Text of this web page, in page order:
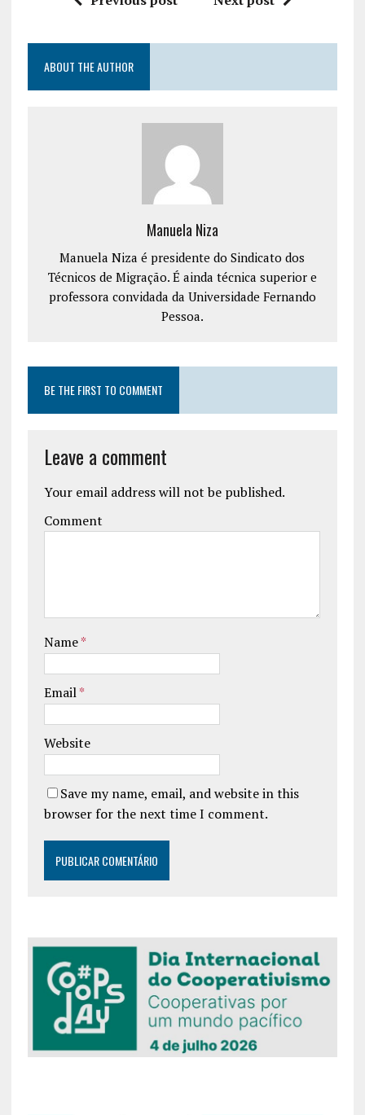
ABOUT THE AUTHOR
Manuela Niza
Manuela Niza é presidente do Sindicato dos
Técnicos de Migração. É ainda técnica superior e
professora convidada da Universidade Fernando
Pessoa.
BE THE FIRST TO COMMENT
Leave a comment
Your email address will not be published.
Comment
Name*
Email*
Website
Save my name, email, and website in this
browser for the next time I comment.